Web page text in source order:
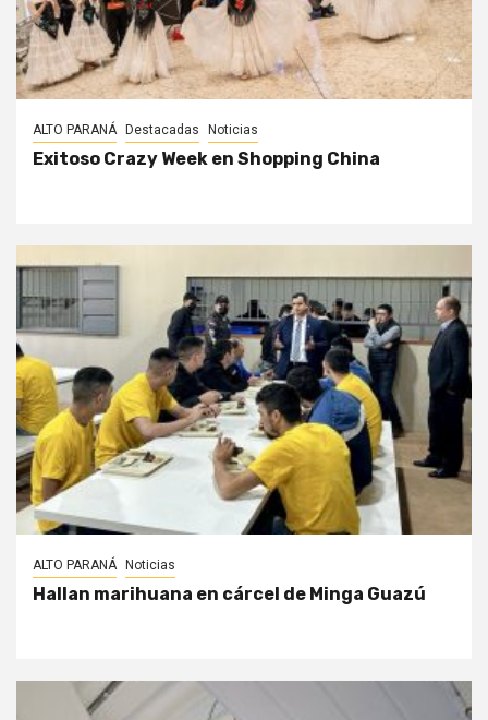
ALTO PARANÁ Destacadas Noticias
Exitoso Crazy Week en Shopping China
ALTO PARANÁ Noticias
Hallan marihuana en cárcel de Minga Guazú